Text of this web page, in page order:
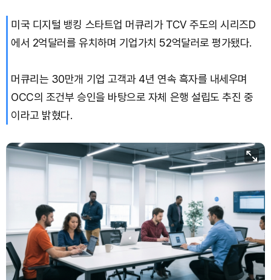
XRP (XRP) ₩1,460 (-2.33%)
Hyperliquid (HYPE)
Dogecoin (DOGE) ₩98.68(-0.75%)
미국 디지털 뱅킹 스타트업 머큐리가 TCV 주도의 시리즈D
에서 2억달러를 유치하며 기업가치 52억달러로 평가됐다.
머큐리는 30만개 기업 고객과 4년 연속 흑자를 내세우며
OCC의 조건부 승인을 바탕으로 자체 은행 설립도 추진 중
이라고 밝혔다.